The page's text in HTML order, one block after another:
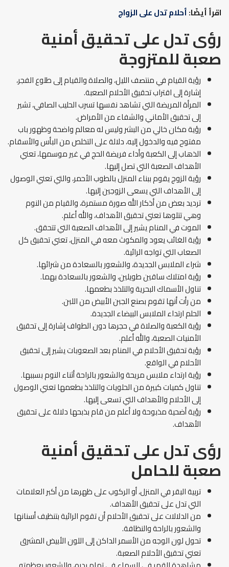
اقرأ أيضًا:أحلام تدل على الزواج
رؤى تدل على تحقيق أمنية
صعبة للمتزوجة
رؤية القيام في منتصف الليل، والصلاة والقيام إلى طلوع الفجر،
إشارة إلى اقتراب تحقيق الأحلام الصعبة.
المرأة المريضة التي تشاهد نفسها تسرب الحليب الصافي، تشير
إلى تحقيق الأماني والشفاء من الأمراض.
رؤية مكان خالي من البشر وليس له معالم واضحة وظهور باب
مفتوح فيه والدخول إليه، دلالة على التخلص من البأس والأسقام.
الذهاب إلى الكعبة وأداء فريضة الحج في غير موسمها، تعني
الأهداف الصعبة التي تصل إليها.
رؤية الزوج يقوم ببناء المنزل بالطوب الأحمر، والتي تعني الوصول
إلى الأهداف التي يسعى الزوجين إليها.
ترديد بعض من أذكار الله صورة مستمرة، والقيام من النوم
وهي تتلوها تعني تحقيق الأهداف، والله أعلم.
الموت في المنام يشير إلى الأهداف الصعبة التي تتحقق.
رؤية الغائب يعود والمكوث معه في المنزل، تعني تحقيق كل
الصعاب التي تواجه الرائية.
شراء الملابس الجديدة، والشعور بالسعادة من شرائها.
رؤية امتلاك ساقين طويلين، والشعور بالسعادة بهما.
تناول الأسماك البحرية والتلذذ بطعمها.
من رأت أنها تقوم بصنع الجبن الأبيض من اللبن.
الحلم ارتداء الملابس البيضاء الجديدة.
رؤية الكعبة والصلاة في حجرها دون الطواف إشارة إلى تحقيق
الأمنيات الصعبة، والله أعلم.
رؤية تحقيق الأحلام في المنام بعد الصعوبات يشير إلى تحقيق
الأحلام في الواقع.
رؤية ارتداء ملابس مريحة والشعور بالراحة أثناء النوم بسببها.
تناول كميات كبيرة من الحلويات والتلذذ بطعمها تعني الوصول
إلى الأحلام والأهداف التي تسعى إليها.
رؤية أضحية مذبوحة ولا أعلم من قام بذبحها دلالة على تحقيق
الأهداف.
رؤى تدل على تحقيق أمنية
صعبة للحامل
تربية البقر في المنزل، أو الركوب على ظهرها من أكبر العلامات
التي تدل على تحقيق الأهداف.
من الدلالات على تحقيق الأحلام أن تقوم الرائية بتنظيف أسنانها
والشعور بالراحة والنظافة.
تحول لون الوجه من الأسمر الداكن إلى اللون الأبيض المشرق
تعني تحقيق الأحلام الصعبة.